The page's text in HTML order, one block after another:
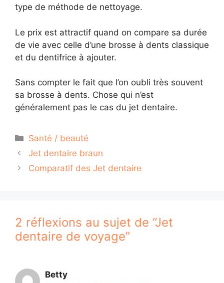
type de méthode de nettoyage.
Le prix est attractif quand on compare sa durée
de vie avec celle d’une brosse à dents classique
et du dentifrice à ajouter.
Sans compter le fait que l’on oubli très souvent
sa brosse à dents. Chose qui n’est
généralement pas le cas du jet dentaire.
Catégories
Santé / beauté
Jet dentaire braun
Comparatif des Jet dentaire
2 réflexions au sujet de “Jet
dentaire de voyage”
Betty